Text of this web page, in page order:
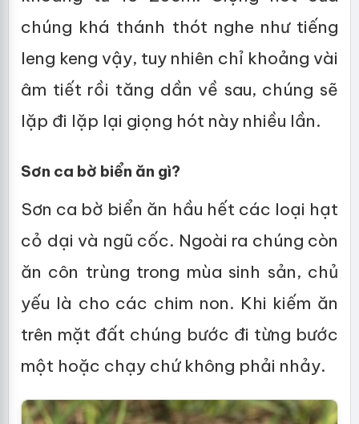
chúng khá thánh thót nghe như tiếng
leng keng vậy, tuy nhiên chỉ khoảng vài
âm tiết rồi tăng dần về sau, chúng sẽ
lặp đi lặp lại giọng hót này nhiều lần.
Sơn ca bờ biển ăn gì?
Sơn ca bờ biển ăn hầu hết các loại hạt
cỏ dại và ngũ cốc. Ngoài ra chúng còn
ăn côn trùng trong mùa sinh sản, chủ
yếu là cho các chim non. Khi kiếm ăn
trên mặt đất chúng bước đi từng bước
một hoặc chạy chứ không phải nhảy.